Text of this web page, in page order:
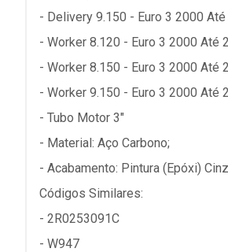
- Delivery 9.150 - Euro 3 2000 Até
- Worker 8.120 - Euro 3 2000 Até
- Worker 8.150 - Euro 3 2000 Até
- Worker 9.150 - Euro 3 2000 Até
- Tubo Motor 3"
- Material: Aço Carbono;
- Acabamento: Pintura (Epóxi)
Códigos Similares:
- 2R0253091C
- W947